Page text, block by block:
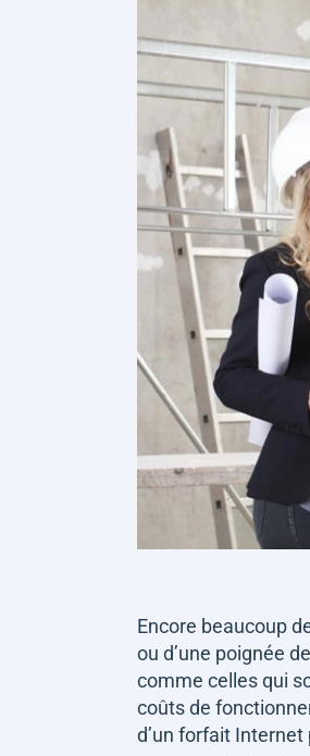
Encore beaucoup
ou d’une poignée
comme celles qui
coûts de
d’un forfait